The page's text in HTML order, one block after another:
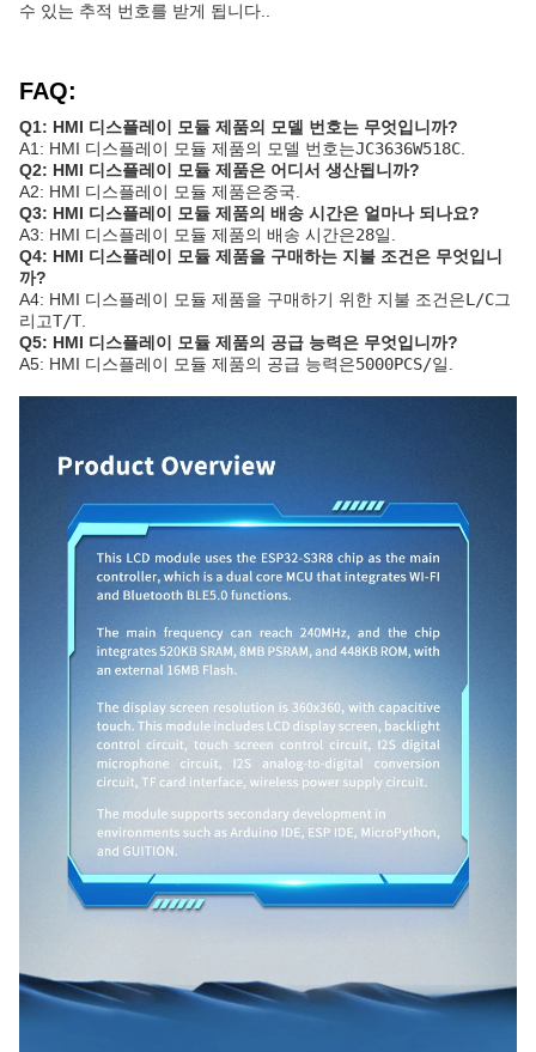
수 있는 추적 번호를 받게 됩니다..
FAQ:
Q1: HMI 디스플레이 모듈 제품의 모델 번호는 무엇입니까?
A1: HMI 디스플레이 모듈 제품의 모델 번호는JC3636W518C
Q2: HMI 디스플레이 모듈 제품은 어디서 생산됩니까?
A2: HMI 디스플레이 모듈 제품은중국
Q3: HMI 디스플레이 모듈 제품의 배송 시간은 얼마나 되나요?
A3: HMI 디스플레이 모듈 제품의 배송 시간은28일
Q4: HMI 디스플레이 모듈 제품을 구매하는 지불 조건은 무엇입니
까?
A4: HMI 디스플레이 모듈 제품을 구매하기 위한 지불 조건은L/C그
리고T/T
Q5: HMI 디스플레이 모듈 제품의 공급 능력은 무엇입니까?
A5: HMI 디스플레이 모듈 제품의 공급 능력은5000PCS/일